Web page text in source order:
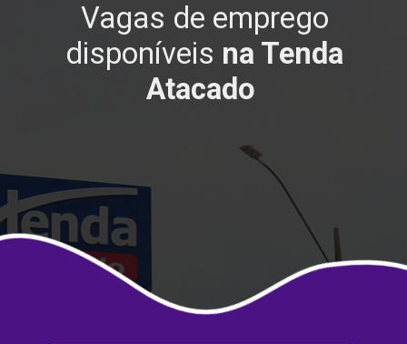
Vagas de emprego
disponíveis na Tenda
Atacado